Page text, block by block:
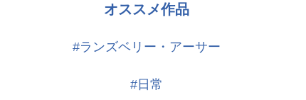
オススメ作品
#ランズベリー・アーサー
#日常